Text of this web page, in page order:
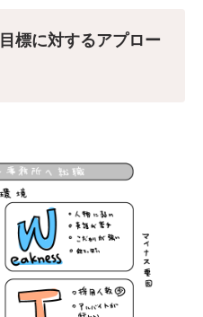
目標に対するアプロー